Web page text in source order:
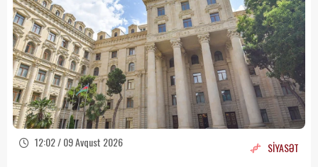
12:02 / 09 Avqust 2026 SİYASƏT